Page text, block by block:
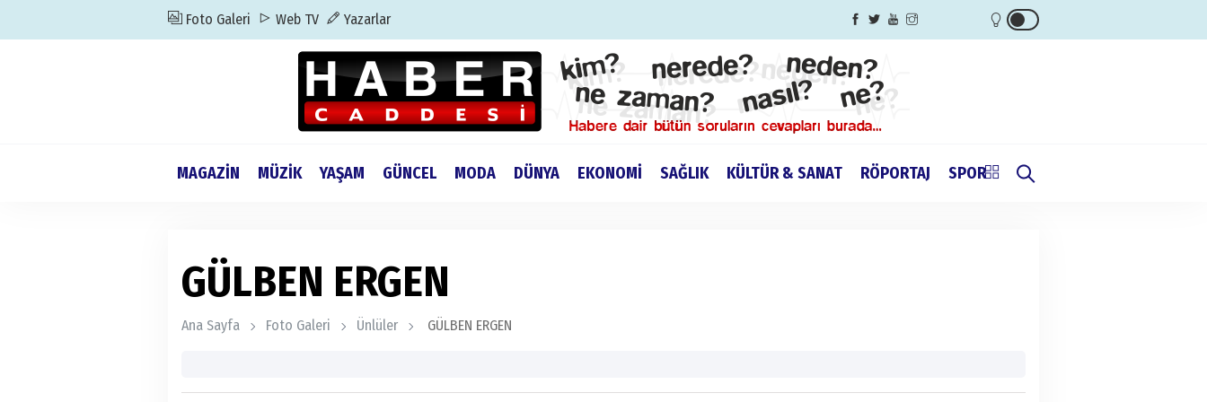
Foto Galeri Web TV Yazarlar
MAGAZİN MÜZİK YAŞAM GÜNCEL MODA DÜNYA EKONOMİ SAĞLIK KÜLTÜR & SANAT RÖPORTAJ SPOR
GÜLBEN ERGEN
Ana Sayfa Foto Galeri Ünlüler GÜLBEN ERGEN